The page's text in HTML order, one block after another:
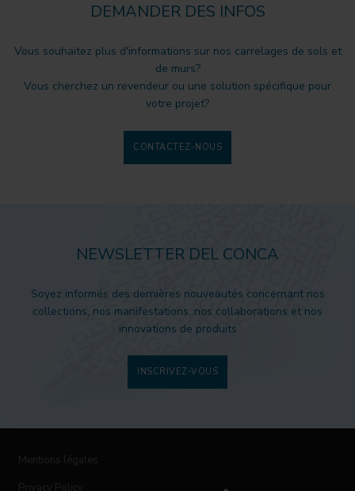
DEMANDER DES INFOS
Vous souhaitez plus d'informations sur nos carrelages de sols et
de murs?
Vous cherchez un revendeur ou une solution spécifique pour
votre projet?
CONTACTEZ-NOUS
NEWSLETTER DEL CONCA
Soyez informés des dernières nouveautés concernant nos
collections, nos manifestations, nos collaborations et nos
innovations de produits
INSCRIVEZ-VOUS
Mentions légales
Privacy Policy